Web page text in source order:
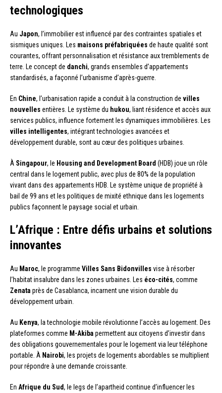
technologiques
Au Japon, l’immobilier est influencé par des contraintes spatiales et
sismiques uniques. Les maisons préfabriquées de haute qualité sont
courantes, offrant personnalisation et résistance aux tremblements de
terre. Le concept de danchi, grands ensembles d’appartements
standardisés, a façonné l’urbanisme d’après-guerre.
En Chine, l’urbanisation rapide a conduit à la construction de villes
nouvelles entières. Le système du hukou, liant résidence et accès aux
services publics, influence fortement les dynamiques immobilières. Les
villes intelligentes, intégrant technologies avancées et
développement durable, sont au cœur des politiques urbaines.
À Singapour, le Housing and Development Board (HDB) joue un rôle
central dans le logement public, avec plus de 80% de la population
vivant dans des appartements HDB. Le système unique de propriété à
bail de 99 ans et les politiques de mixité ethnique dans les logements
publics façonnent le paysage social et urbain.
L’Afrique : Entre défis urbains et solutions
innovantes
Au Maroc, le programme Villes Sans Bidonvilles vise à résorber
l’habitat insalubre dans les zones urbaines. Les éco-cités, comme
Zenata près de Casablanca, incarnent une vision durable du
développement urbain.
Au Kenya, la technologie mobile révolutionne l’accès au logement. Des
plateformes comme M-Akiba permettent aux citoyens d’investir dans
des obligations gouvernementales pour le logement via leur téléphone
portable. À Nairobi, les projets de logements abordables se multiplient
pour répondre à une demande croissante.
En Afrique du Sud, le legs de l’apartheid continue d’influencer les